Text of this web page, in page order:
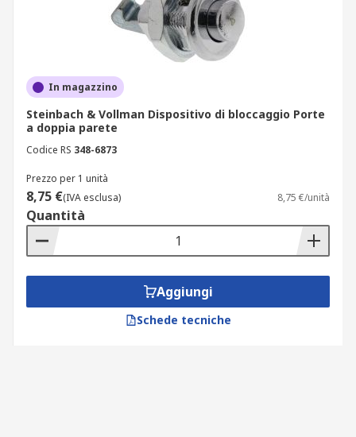
In magazzino
Steinbach & Vollman Dispositivo di bloccaggio Porte
a doppia parete
Codice RS 348-6873
Prezzo per 1 unità
8,75 €(IVA esclusa) 8,75 €/unità
Quantità
Aggiungi
Schede tecniche